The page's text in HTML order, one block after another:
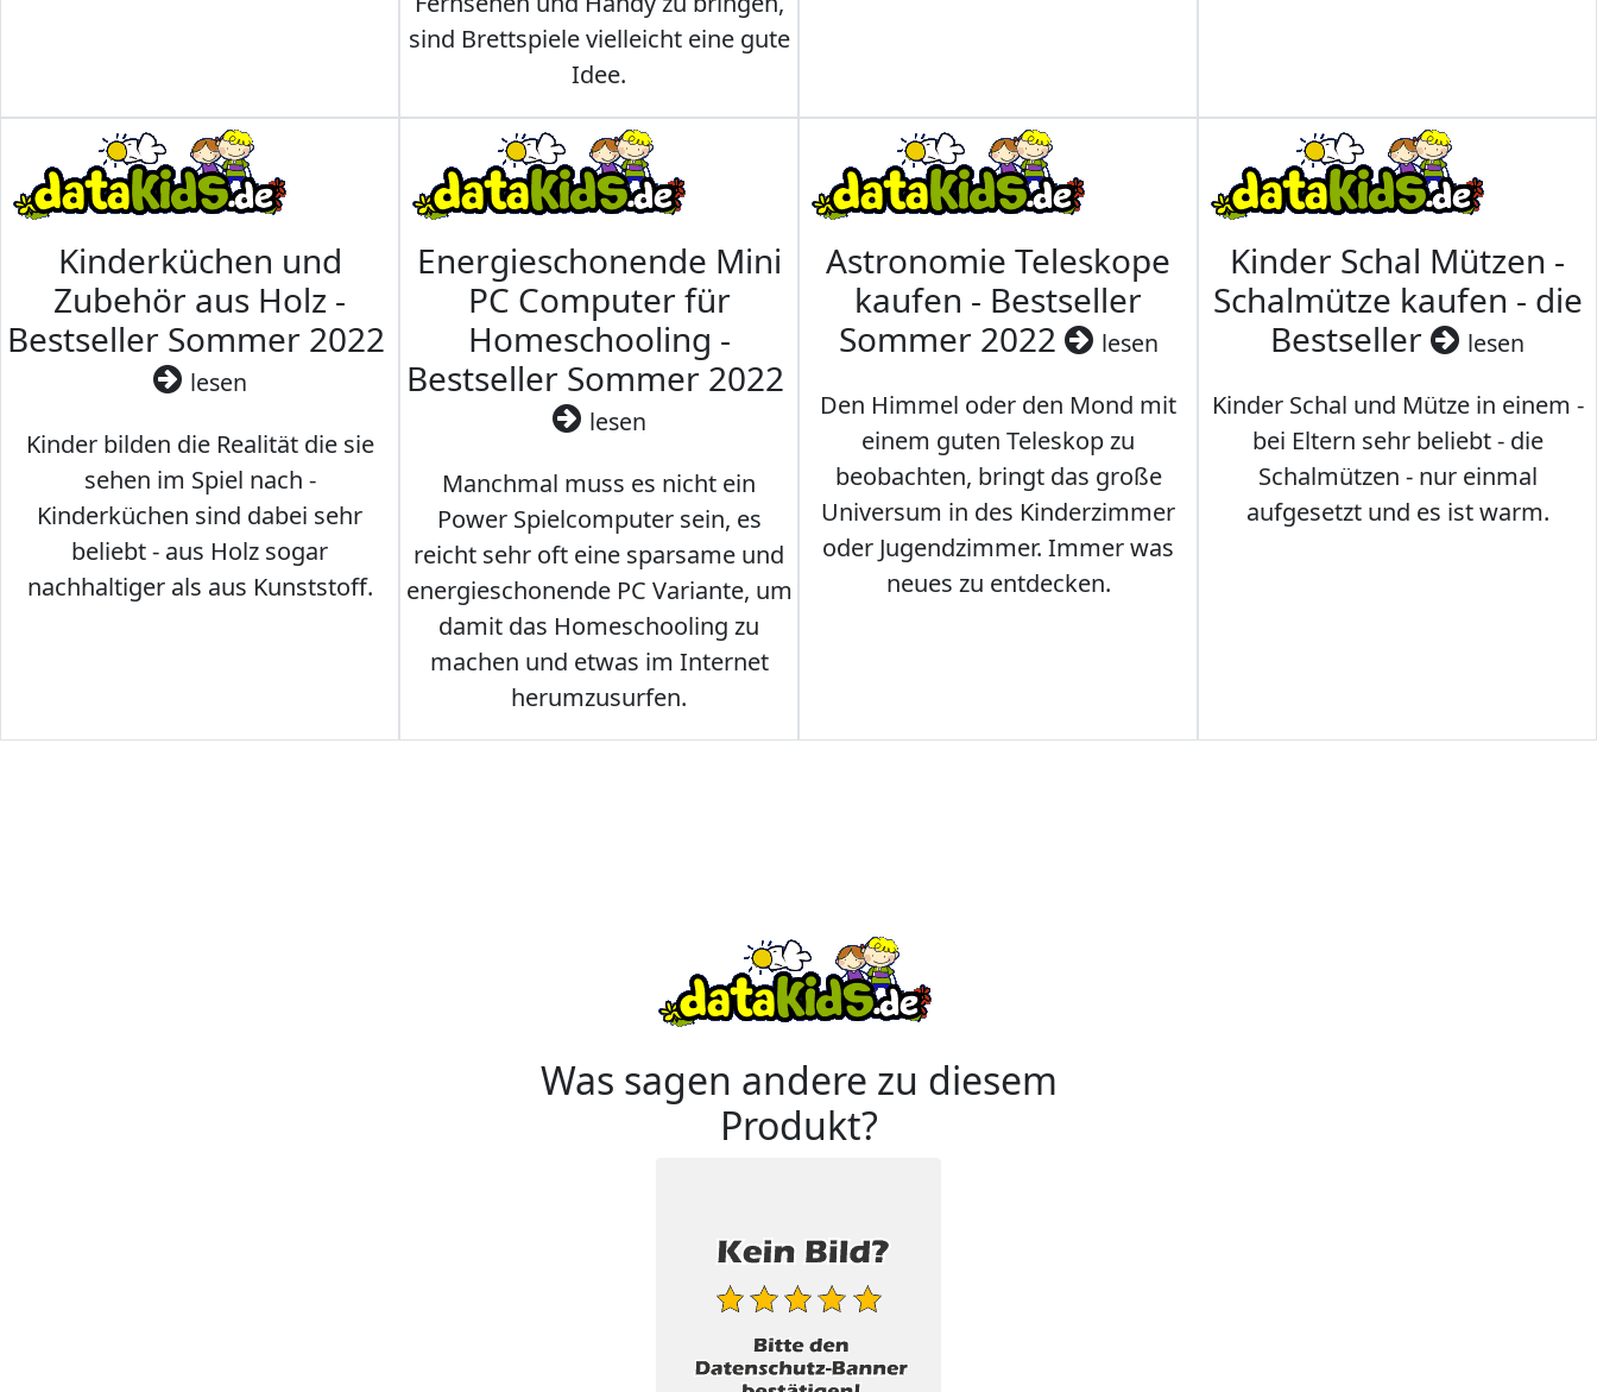
sind Brettspiele vielleicht eine gute
Idee.
Kinderküchen und
Zubehör aus Holz -
Bestseller Sommer 2022
lesen
Kinder bilden die Realität die sie
sehen im Spiel nach -
Kinderküchen sind dabei sehr
beliebt - aus Holz sogar
nachhaltiger als aus Kunststoff.
Energieschonende Mini
PC Computer für
Homeschooling -
Bestseller Sommer 2022
lesen
Manchmal muss es nicht ein
Power Spielcomputer sein, es
reicht sehr oft eine sparsame und
energieschonende PC Variante, um
damit das Homeschooling zu
machen und etwas im Internet
herumzusurfen.
Astronomie Teleskope
kaufen - Bestseller
Sommer 2022
lesen
Den Himmel oder den Mond mit
einem guten Teleskop zu
beobachten, bringt das große
Universum in des Kinderzimmer
oder Jugendzimmer. Immer was
neues zu entdecken.
Kinder Schal Mützen -
Schalmütze kaufen - die
Bestseller
lesen
Kinder Schal und Mütze in einem -
bei Eltern sehr beliebt - die
Schalmützen - nur einmal
aufgesetzt und es ist warm.
Was sagen andere zu diesem
Produkt?